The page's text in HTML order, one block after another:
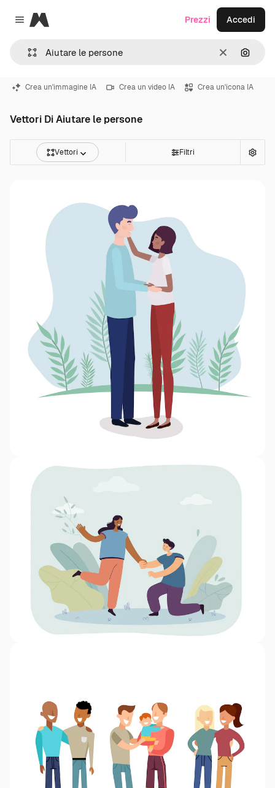
Close menu
Magnific
CancellaCerca
Prezzi Accedi
Crea un'immagine IA Crea un video IA Crea un'icona IA
Vettori Di Aiutare le persone
Vettori Filtri